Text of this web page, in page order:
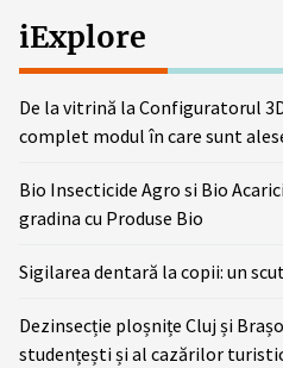
iExplore
De la vitrină la Configuratorul
complet modul în care sunt
Bio Insecticide Agro si Bio
gradina cu Produse Bio
Sigilarea dentară la copii: un
Dezinsecție ploșnițe Cluj și
studențești și al cazărilor